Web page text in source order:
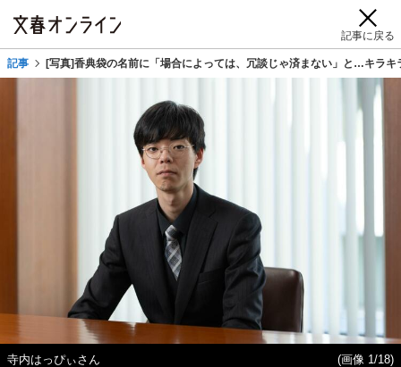
記事に戻る
記事 [写真]香典袋の名前に「場合によっては、冗談じゃ済まない」と…キラ
寺内はっぴぃさん (画像 1/18)